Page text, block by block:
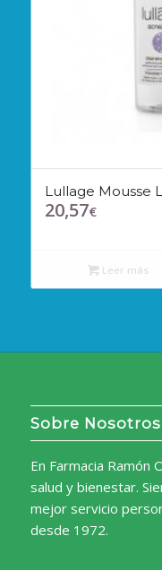
Lullage Mousse
20,57€
Leer más
Sobre Nosotros
En Farmacia Ramón
salud y bienestar.
mejor servicio
desde 1972.